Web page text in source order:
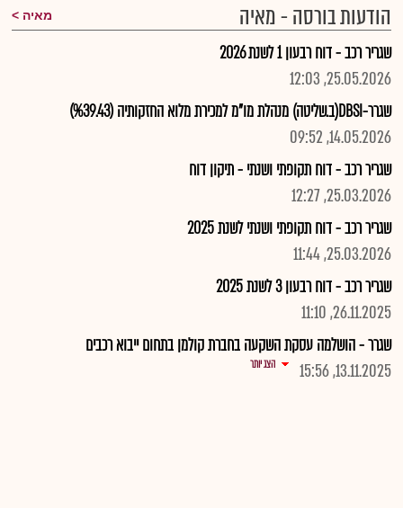
הודעות בורסה - מאיה
מאיה
שגריר רכב - דוח רבעון 1 לשנת 2026
25.05.2026, 12:03
שגרר-DBSI(ב.שליטה) מנהלת מו"מ למכירת מלוא החזקותיה (%39.43)
14.05.2026, 09:52
שגריר רכב - דוח תקופתי ושנתי - תיקון דוח
25.03.2026, 12:27
שגריר רכב - דוח תקופתי ושנתי לשנת 2025
25.03.2026, 11:44
שגריר רכב - דוח רבעון 3 לשנת 2025
26.11.2025, 11:10
שגרר - הושלמה עסקת השקעה בחברת קולמן בתחום ייבוא רכבים
13.11.2025, 15:56
הצג יותר